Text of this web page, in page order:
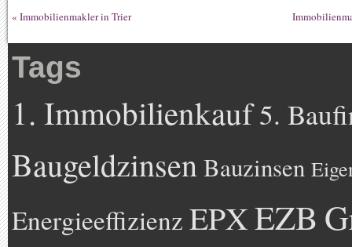
« Immobilienmakler in Trier
Tags
1. Immobilienkauf5.
BaugeldzinsenBauzinsen
Energieeffizienz EPXEZB